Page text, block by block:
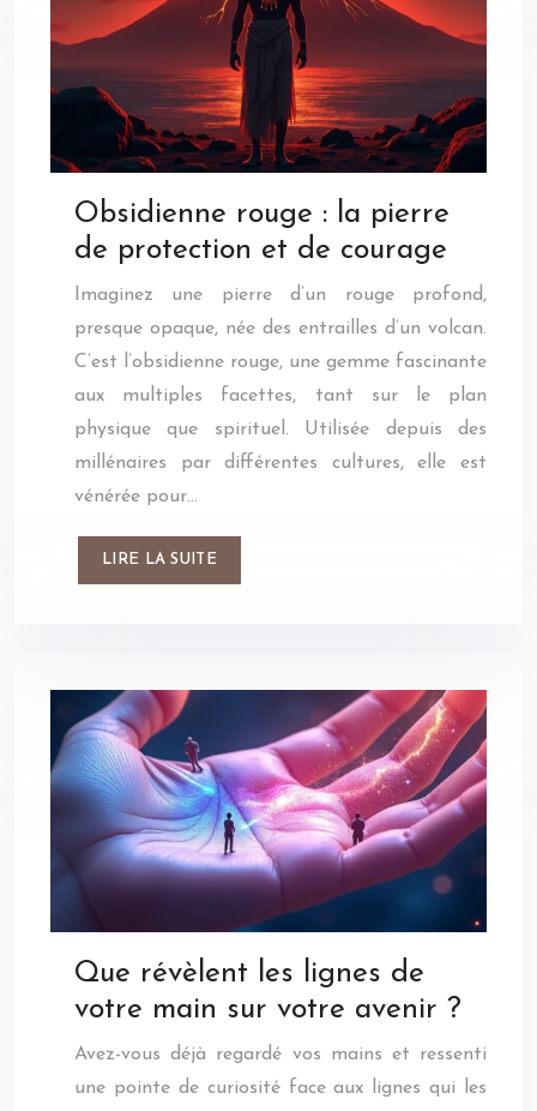
Obsidienne rouge : la pierre
de protection et de courage
Imaginez une pierre d’un rouge profond,
presque opaque, née des entrailles d’un volcan.
C’est l’obsidienne rouge, une gemme fascinante
aux multiples facettes, tant sur le plan
physique que spirituel. Utilisée depuis des
millénaires par différentes cultures, elle est
vénérée pour…
LIRE LA SUITE
Que révèlent les lignes de
votre main sur votre avenir ?
Avez-vous déjà regardé vos mains et ressenti
une pointe de curiosité face aux lignes qui les